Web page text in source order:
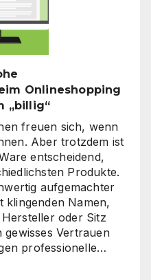
Onlineshopping
„billig“
freuen sich, wenn
Aber trotzdem ist
entscheidend,
Produkte.
aufgemachter
klingenden Namen,
oder Sitz
Vertrauen
professionelle…